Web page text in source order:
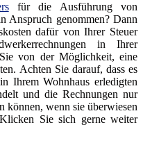
für die Ausführung von
Anspruch genommen? Dann
dafür von Ihrer Steuer
in Ihrer
von der Möglichkeit, eine
Achten Sie darauf, dass es
Ihrem Wohnhaus erledigten
und die Rechnungen nur
können, wenn sie überwiesen
Sie sich gerne weiter